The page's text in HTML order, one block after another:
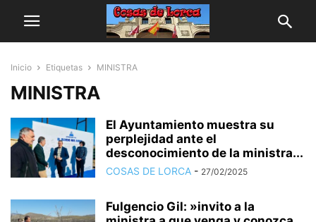
Inicio Etiquetas MINISTRA
MINISTRA
El Ayuntamiento muestra su
perplejidad ante el
desconocimiento de la ministra...
COSAS DE LORCA - 27/02/2025
Fulgencio Gil: »invito a la